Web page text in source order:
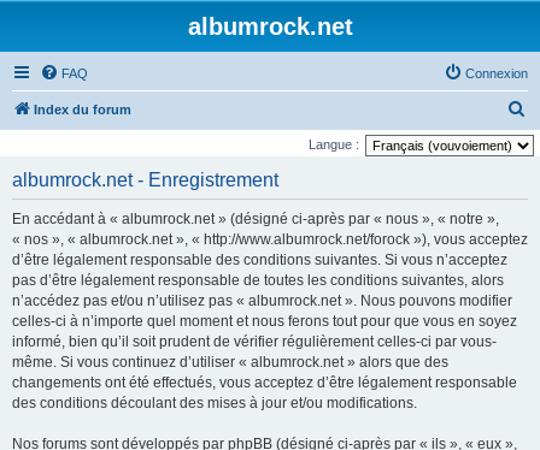
albumrock.net
FAQ Connexion
Index du forum
e
Langue :
albumrock.net - Enregistrement
En accédant à « albumrock.net » (désigné ci-après par « nous », « notre »,
« nos », « albumrock.net », « http://www.albumrock.net/forock »), vous acceptez
d’être légalement responsable des conditions suivantes. Si vous n’acceptez
pas d’être légalement responsable de toutes les conditions suivantes, alors
n’accédez pas et/ou n’utilisez pas « albumrock.net ». Nous pouvons modifier
celles-ci à n’importe quel moment et nous ferons tout pour que vous en soyez
informé, bien qu’il soit prudent de vérifier régulièrement celles-ci par vous-
même. Si vous continuez d’utiliser « albumrock.net » alors que des
changements ont été effectués, vous acceptez d’être légalement responsable
des conditions découlant des mises à jour et/ou modifications.
Nos forums sont développés par phpBB (désigné ci-après par « ils », « eux »,